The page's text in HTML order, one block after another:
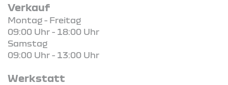
Verkauf
Montag - Freitag
09:00 Uhr - 18:00 Uhr
Samstag
09:00 Uhr - 13:00 Uhr
Werkstatt